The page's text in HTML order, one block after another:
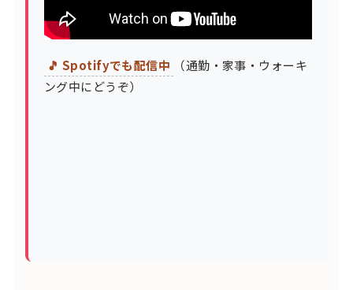
🎵 Spotifyでも配信中
（通勤・家事・ウォーキ
ング中にどうぞ）